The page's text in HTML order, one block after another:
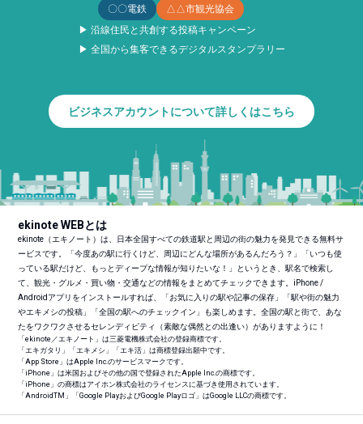
〇〇電鉄
△△市観光協会
▶ 沿線住民と共創する投稿キャンペーン
▶ 全国から集客できるデジタルスタンプラリー
ビジネスアカウントについて詳しくはこちら
ekinote WEBとは
ekinote（エキノート）は、日本全国すべての鉄道駅と周辺の街の魅力を発見できる無料サ
ービスです。「今度あの駅に行くけど、周辺にどんな場所があるんだろう？」「いつも使
っている駅だけど、もっとディープな情報が知りたいな！」というとき、駅名で検索し
て、観光・グルメ・買い物・交通などの情報をまとめてチェックできます。iPhone /
Androidアプリをインストールすれば、「お気に入りの駅や記事の保存」「駅や街の魅力
やエキメシの投稿」「全国の駅へのチェックイン」も楽しめます。全国の駅と街で、あな
たをワクワクさせるセレンディピティ（素敵な偶然との出逢い）がありますように！
「ekinote／エキノート」は三菱電機株式会社の登録商標です。
「エキガタリ」「エキメシ」「エキ活」は商標登録出願中です。
「App Store」はApple Inc.のサービスマークです。
「iPhone」は米国およびその他の国で登録されたApple Inc.の商標です。
「iPhone」の商標はアイホン株式会社のライセンスに基づき使用されています。
「AndroidTM 」「Google PlayおよびGoogle Playロゴ」はGoogle LLCの商標です。